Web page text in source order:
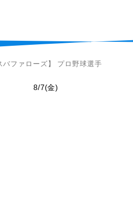
バファローズ】 プロ野球選手
8/7(金)